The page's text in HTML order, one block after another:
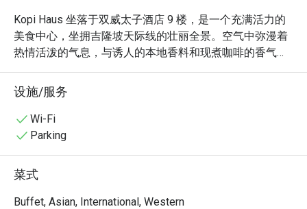
Kopi Haus 坐落于双威太子酒店 9 楼，是一个充满活力的
美食中心，坐拥吉隆坡天际线的壮丽全景。空气中弥漫着
热情活泼的气息，与诱人的本地香料和现煮咖啡的香气交
织在一起。这里是美食的殿堂，丰盛的自助餐台邀您与亲
友欢聚，随心享用，无论是阳光明媚的早餐，还是悠闲的
周末下午茶，都是绝佳体验。餐厅氛围轻松，适合家庭聚
会，是各种场合的理想之选。
的夜晚，以下几点将让您流连忘返：
- 无限丰盛的选择：尽情享用奢华的自助餐，汇集了琳琅
设施/服务
Wi-Fi
Parking
菜式
Buffet, Asian, International, Western